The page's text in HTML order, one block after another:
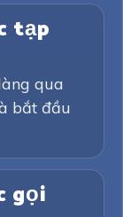
tạp
qua
bắt đầu
gọi